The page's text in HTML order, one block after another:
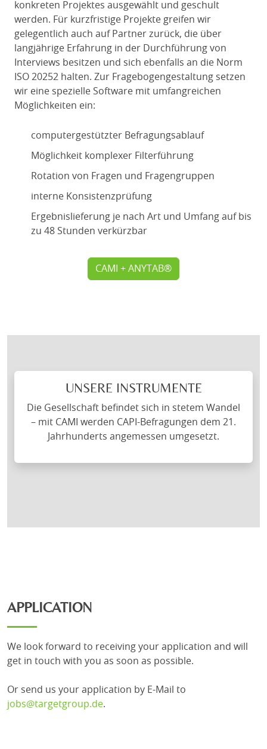
konkreten Projektes ausgewählt und geschult
werden. Für kurzfristige Projekte greifen wir
gelegentlich auch auf Partner zurück, die über
langjährige Erfahrung in der Durchführung von
Interviews besitzen und sich ebenfalls an die Norm
ISO 20252 halten. Zur Fragebogengestaltung setzen
wir eine spezielle Software mit umfangreichen
Möglichkeiten ein:
computergestützter Befragungsablauf
Möglichkeit komplexer Filterführung
Rotation von Fragen und Fragengruppen
interne Konsistenzprüfung
Ergebnislieferung je nach Art und Umfang auf bis
zu 48 Stunden verkürzbar
CAMI + ANYTAB®
UNSERE INSTRUMENTE
Die Gesellschaft befindet sich in stetem Wandel
– mit CAMI werden CAPI-Befragungen dem 21.
Jahrhunderts angemessen umgesetzt.
APPLICATION
We look forward to receiving your application and will
get in touch with you as soon as possible.
Or send us your application by E-Mail to
jobs@targetgroup.de.